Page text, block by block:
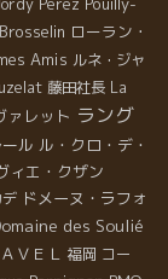
Perez
ローラン・
Amis ルネ・ジャ
藤田社長 La
ァレット ラング
ル ル・クロ・デ・
ィエ・クザン
ドメーヌ・ラフォ
des Soulié
ＶＥＬ 福岡 コー